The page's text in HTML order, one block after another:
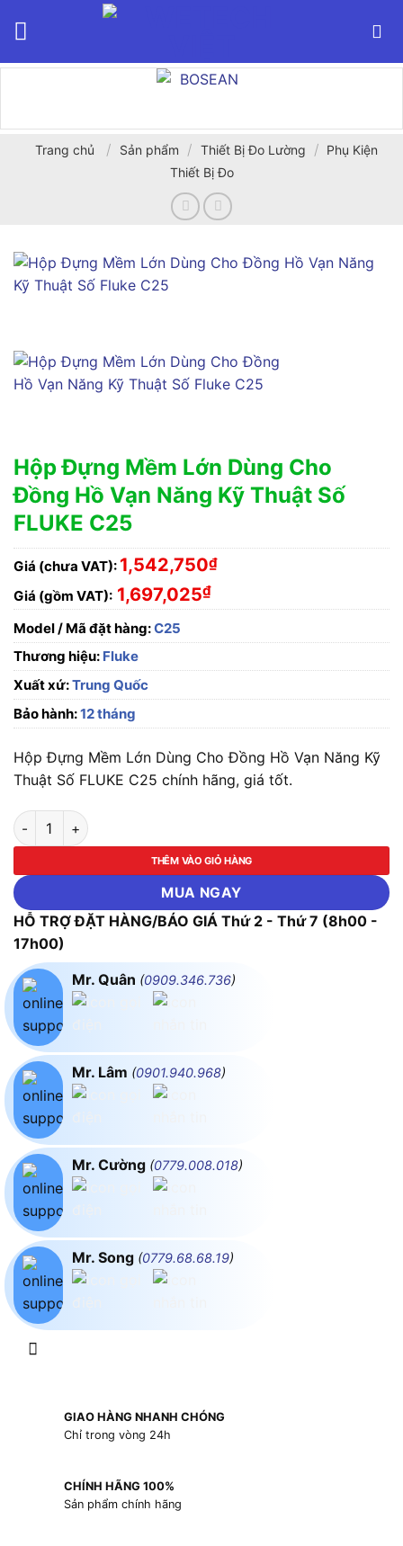
Trang chủ / Sản phẩm / Thiết Bị Đo Lường / Phụ Kiện
Thiết Bị Đo
Hộp Đựng Mềm Lớn Dùng Cho
Đồng Hồ Vạn Năng Kỹ Thuật Số
FLUKE C25
Giá (chưa VAT): 1,542,750₫
Giá (gồm VAT): 1,697,025₫
Model / Mã đặt hàng:C25
Thương hiệu: Fluke
Xuất xứ:Trung Quốc
Bảo hành:12 tháng
Hộp Đựng Mềm Lớn Dùng Cho Đồng Hồ Vạn Năng Kỹ
Thuật Số FLUKE C25 chính hãng, giá tốt.
Hộp Đựng Mềm Lớn Dùng Cho Đồng Hồ Vạn Năng Kỹ Thuật Số
THÊM VÀO GIỎ HÀNG
MUA NGAY
HỖ TRỢ ĐẶT HÀNG/BÁO GIÁ Thứ 2 - Thứ 7 (8h00 -
17h00)
Mr. Quân (0909.346.736)
Mr. Lâm (0901.940.968)
Mr. Cường (0779.008.018)
Mr. Song (0779.68.68.19)
GIAO HÀNG NHANH CHÓNG
Chỉ trong vòng 24h
CHÍNH HÃNG 100%
Sản phẩm chính hãng